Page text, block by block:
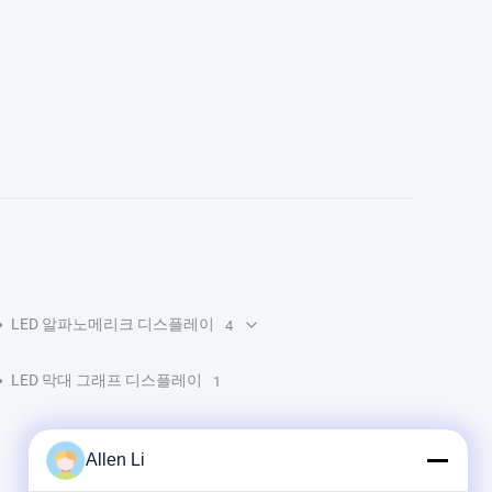
LED 알파노메리크 디스플레이 4
LED 막대 그래프 디스플레이 1
Allen Li